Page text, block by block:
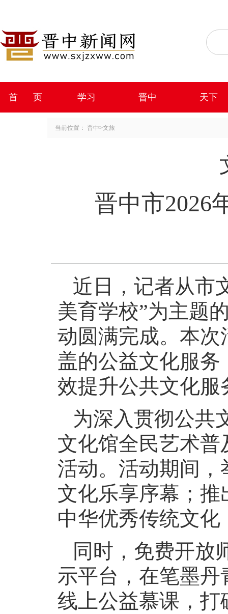
首 页 学习 晋中 天下
当前位置： 晋中>文旅
晋中市2026
近日，记者从市
美育学校”为主题
动圆满完成。本
盖的公益文化服
效提升公共文化
为深入贯彻公共
文化馆全民艺术
活动。活动期间
文化乐享序幕；
中华优秀传统文
同时，免费开放
示平台，在笔墨
线上公益慕课，